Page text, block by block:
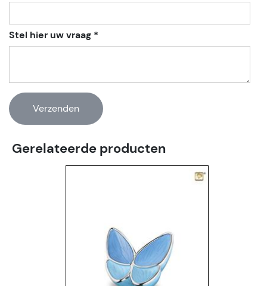
Stel hier uw vraag *
Gerelateerde producten